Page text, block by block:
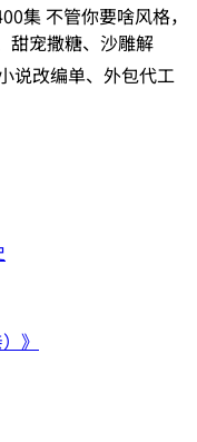
集 不管你要啥风格，
甜宠撒糖、沙雕解
说改编单、外包代工
》